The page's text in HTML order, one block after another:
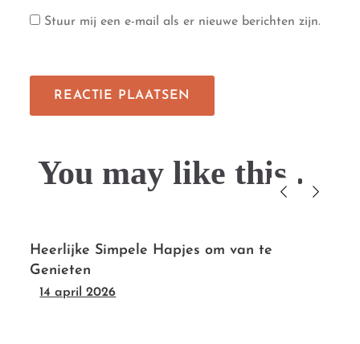
Stuur mij een e-mail als er nieuwe berichten zijn.
You may like this....
Heerlijke Simpele Hapjes om van te
Genieten
14 april 2026